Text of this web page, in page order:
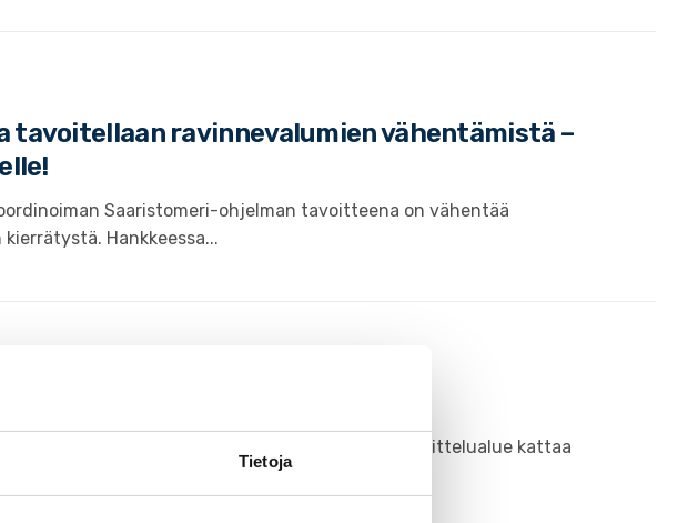
Tietoja
tavoitellaan ravinnevalumien vähentämistä –
Saaristomeri-ohjelman tavoitteena on vähentää
Hankkeessa...
kunnostussuunnitelma on valmistumassa. Suunnittelualue kattaa